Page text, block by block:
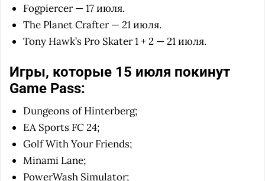
Fogpiercer — 17 июля.
The Planet Crafter — 21 июля.
Tony Hawk’s Pro Skater 1 + 2 — 21 июля.
Игры, которые 15 июля покинут
Game Pass:
Dungeons of Hinterberg;
EA Sports FC 24;
Golf With Your Friends;
Minami Lane;
PowerWash Simulator;